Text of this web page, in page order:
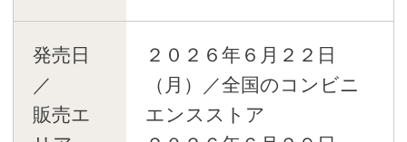
発売日
／
販売エ
２０２６年６月２２日
（月）／全国のコンビニ
エンスストア